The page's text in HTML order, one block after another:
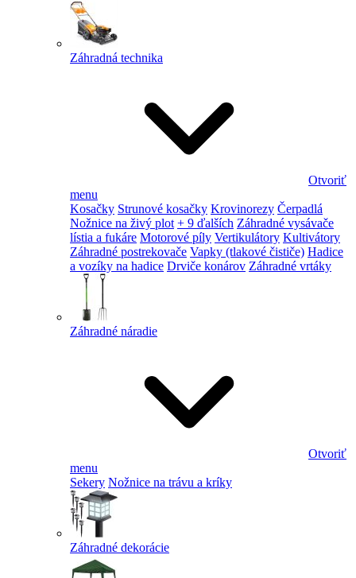
Záhradná technika
Otvoriť
menu
Kosačky Strunové kosačky Krovinorezy Čerpadlá
Nožnice na živý plot + 9 ďalších Záhradné vysávače
lístia a fukáre Motorové píly Vertikulátory Kultivátory
Záhradné postrekovače Vapky (tlakové čističe) Hadice
a vozíky na hadice Drviče konárov Záhradné vrtáky
Záhradné náradie
Otvoriť
menu
Sekery Nožnice na trávu a kríky
Záhradné dekorácie